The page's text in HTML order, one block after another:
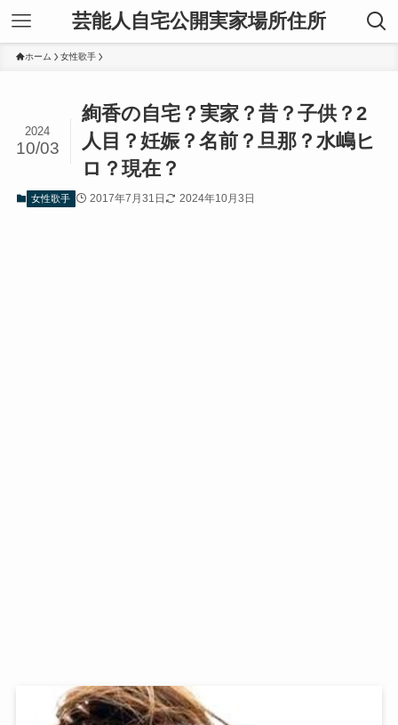
芸能人自宅公開実家場所住所
ホーム 女性歌手
絢香の自宅？実家？昔？子供？2
人目？妊娠？名前？旦那？水嶋ヒ
ロ？現在？
2024
10/03
女性歌手 2017年7月31日 2024年10月3日